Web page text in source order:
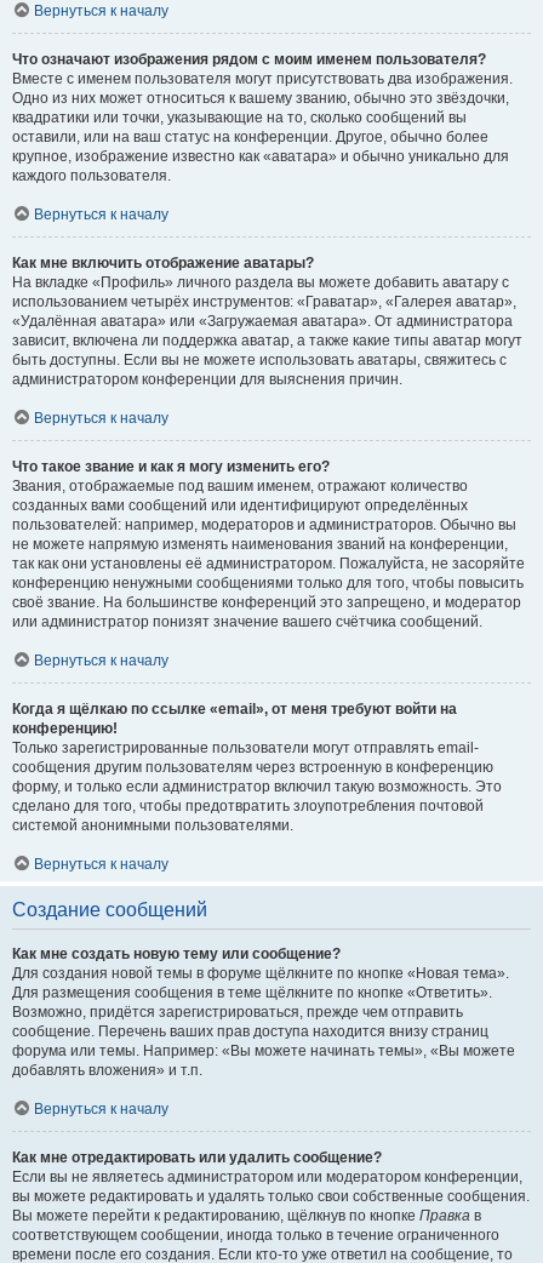
Вернуться к началу
Что означают изображения рядом с моим именем пользователя?
Вместе с именем пользователя могут присутствовать два изображения.
Одно из них может относиться к вашему званию, обычно это звёздочки,
квадратики или точки, указывающие на то, сколько сообщений вы
оставили, или на ваш статус на конференции. Другое, обычно более
крупное, изображение известно как «аватара» и обычно уникально для
каждого пользователя.
Вернуться к началу
Как мне включить отображение аватары?
На вкладке «Профиль» личного раздела вы можете добавить аватару с
использованием четырёх инструментов: «Граватар», «Галерея аватар»,
«Удалённая аватара» или «Загружаемая аватара». От администратора
зависит, включена ли поддержка аватар, а также какие типы аватар могут
быть доступны. Если вы не можете использовать аватары, свяжитесь с
администратором конференции для выяснения причин.
Вернуться к началу
Что такое звание и как я могу изменить его?
Звания, отображаемые под вашим именем, отражают количество
созданных вами сообщений или идентифицируют определённых
пользователей: например, модераторов и администраторов. Обычно вы
не можете напрямую изменять наименования званий на конференции,
так как они установлены её администратором. Пожалуйста, не засоряйте
конференцию ненужными сообщениями только для того, чтобы повысить
своё звание. На большинстве конференций это запрещено, и модератор
или администратор понизят значение вашего счётчика сообщений.
Вернуться к началу
Когда я щёлкаю по ссылке «email», от меня требуют войти на
конференцию!
Только зарегистрированные пользователи могут отправлять email-
сообщения другим пользователям через встроенную в конференцию
форму, и только если администратор включил такую возможность. Это
сделано для того, чтобы предотвратить злоупотребления почтовой
системой анонимными пользователями.
Вернуться к началу
Создание сообщений
Как мне создать новую тему или сообщение?
Для создания новой темы в форуме щёлкните по кнопке «Новая тема».
Для размещения сообщения в теме щёлкните по кнопке «Ответить».
Возможно, придётся зарегистрироваться, прежде чем отправить
сообщение. Перечень ваших прав доступа находится внизу страниц
форума или темы. Например: «Вы можете начинать темы», «Вы можете
добавлять вложения» и т.п.
Вернуться к началу
Как мне отредактировать или удалить сообщение?
Если вы не являетесь администратором или модератором конференции,
вы можете редактировать и удалять только свои собственные сообщения.
Вы можете перейти к редактированию, щёлкнув по кнопке Правка в
соответствующем сообщении, иногда только в течение ограниченного
времени после его создания. Если кто-то уже ответил на сообщение, то